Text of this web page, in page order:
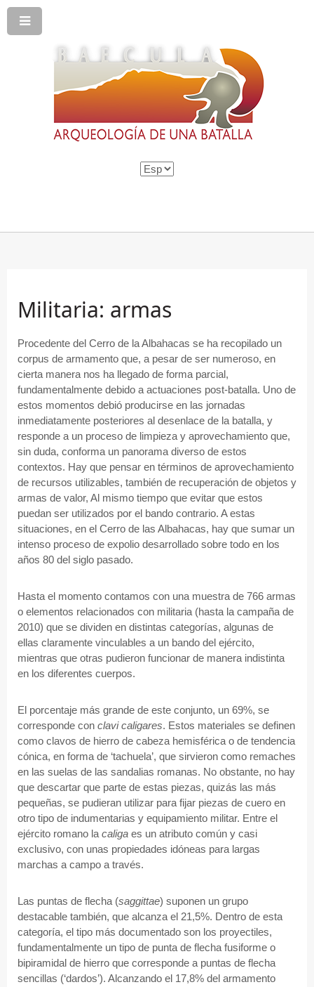
Militaria: armas
Procedente del Cerro de la Albahacas se ha recopilado un
corpus de armamento que, a pesar de ser numeroso, en
cierta manera nos ha llegado de forma parcial,
fundamentalmente debido a actuaciones post-batalla. Uno de
estos momentos debió producirse en las jornadas
inmediatamente posteriores al desenlace de la batalla, y
responde a un proceso de limpieza y aprovechamiento que,
sin duda, conforma un panorama diverso de estos
contextos. Hay que pensar en términos de aprovechamiento
de recursos utilizables, también de recuperación de objetos y
armas de valor, Al mismo tiempo que evitar que estos
puedan ser utilizados por el bando contrario. A estas
situaciones, en el Cerro de las Albahacas, hay que sumar un
intenso proceso de expolio desarrollado sobre todo en los
años 80 del siglo pasado.
Hasta el momento contamos con una muestra de 766 armas
o elementos relacionados con militaria (hasta la campaña de
2010) que se dividen en distintas categorías, algunas de
ellas claramente vinculables a un bando del ejército,
mientras que otras pudieron funcionar de manera indistinta
en los diferentes cuerpos.
El porcentaje más grande de este conjunto, un 69%, se
corresponde con clavi caligares. Estos materiales se definen
como clavos de hierro de cabeza hemisférica o de tendencia
cónica, en forma de ‘tachuela’, que sirvieron como remaches
en las suelas de las sandalias romanas. No obstante, no hay
que descartar que parte de estas piezas, quizás las más
pequeñas, se pudieran utilizar para fijar piezas de cuero en
otro tipo de indumentarias y equipamiento militar. Entre el
ejército romano la caliga es un atributo común y casi
exclusivo, con unas propiedades idóneas para largas
marchas a campo a través.
Las puntas de flecha (saggittae) suponen un grupo
destacable también, que alcanza el 21,5%. Dentro de esta
categoría, el tipo más documentado son los proyectiles,
fundamentalmente un tipo de punta de flecha fusiforme o
bipiramidal de hierro que corresponde a puntas de flecha
sencillas (‘dardos’). Alcanzando el 17,8% del armamento